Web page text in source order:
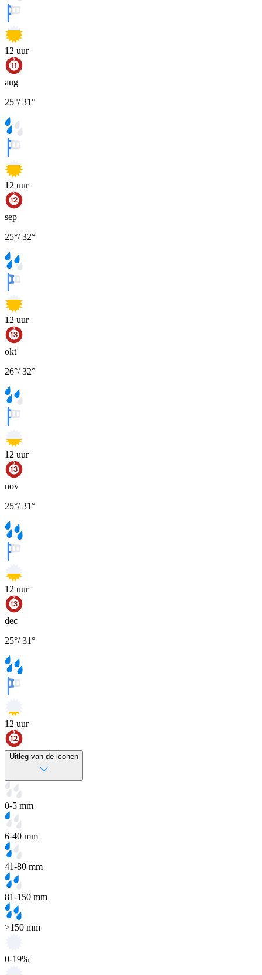
12 uur
aug
25°/31°
12 uur
sep
25°/32°
12 uur
okt
26°/32°
12 uur
nov
25°/31°
12 uur
dec
25°/31°
12 uur
Uitleg van de iconen
0-5 mm
6-40 mm
41-80 mm
81-150 mm
>150 mm
0-19%